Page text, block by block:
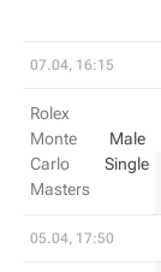
07.04, 16:15
Rolex
Monte
Carlo
Masters
Male
Single
05.04, 17:50